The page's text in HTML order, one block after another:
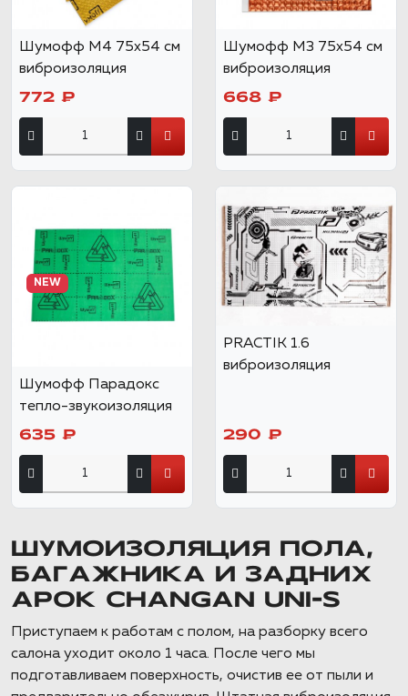
Шумофф М4 75х54 см
виброизоляция
772 ₽
Шумофф М3 75х54 см
виброизоляция
668 ₽
NEW
Шумофф Парадокс
тепло-звукоизоляция
635 ₽
PRACTIK 1.6
виброизоляция
290 ₽
ШУМОИЗОЛЯЦИЯ ПОЛА,
БАГАЖНИКА И ЗАДНИХ
АРОК CHANGAN UNI-S
Приступаем к работам с полом, на разборку всего
салона уходит около 1 часа. После чего мы
подготавливаем поверхность, очистив ее от пыли и